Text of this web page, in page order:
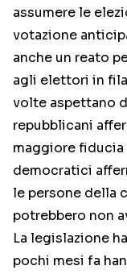
assumere le
votazione
anche un reato
agli elettori in
volte aspettano
repubblicani
maggiore fiducia
democratici
le persone della
potrebbero non
La legislazione
pochi mesi fa